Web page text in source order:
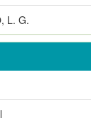
L. G.